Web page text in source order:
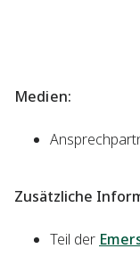
Medien:
Zusätzliche
Teil der